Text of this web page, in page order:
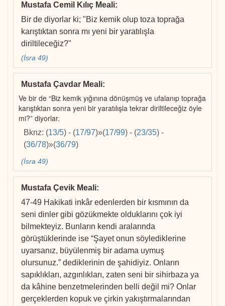
Mustafa Cemil Kılıç Meali:
Bir de diyorlar ki; "Biz kemik olup toza toprağa
karıştıktan sonra mı yeni bir yaratılışla
diriltileceğiz?"
(İsra 49)
Mustafa Çavdar Meali:
Ve bir de “Biz kemik yığınına dönüşmüş ve ufalanıp toprağa
karıştıktan sonra yeni bir yaratılışla tekrar diriltileceğiz öyle
mi?” diyorlar.
Bknz: (13/5) - (17/97)»(17/99) - (23/35) -
(36/78)»(36/79)
(İsra 49)
Mustafa Çevik Meali:
47-49 Hakikati inkâr edenlerden bir kısmının da
seni dinler gibi gözükmekte olduklarını çok iyi
bilmekteyiz. Bunların kendi aralarında
görüştüklerinde ise “Şayet onun söylediklerine
uyarsanız, büyülenmiş bir adama uymuş
olursunuz.” dediklerinin de şahidiyiz. Onların
sapıklıkları, azgınlıkları, zaten seni bir sihirbaza ya
da kâhine benzetmelerinden belli değil mi? Onlar
gerçeklerden kopuk ve çirkin yakıştırmalarından